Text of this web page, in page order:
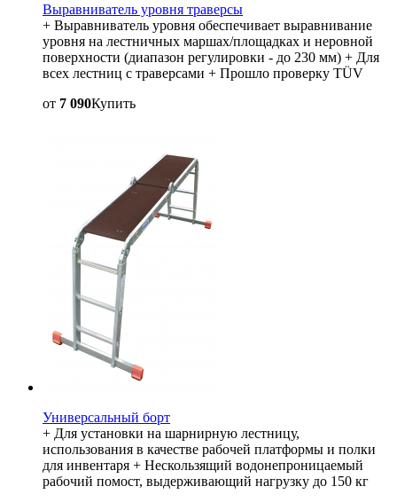
Выравниватель уровня траверсы
+ Выравниватель уровня обеспечивает выравнивание
уровня на лестничных маршах/площадках и неровной
поверхности (диапазон регулировки - до 230 мм) + Для
всех лестниц с траверсами + Прошло проверку TÜV
от 7 090Купить
Универсальный борт
+ Для установки на шарнирную лестницу,
использования в качестве рабочей платформы и полки
для инвентаря + Нескользящий водонепроницаемый
рабочий помост, выдерживающий нагрузку до 150 кг